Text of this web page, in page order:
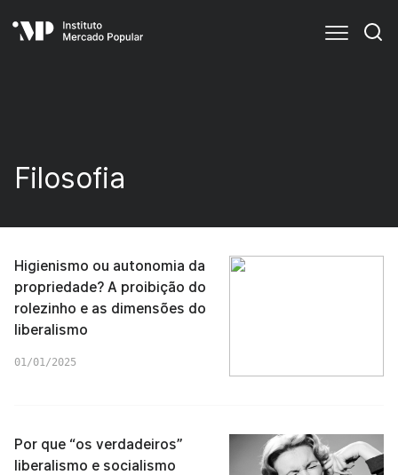
Filosofia
Higienismo ou autonomia da
propriedade? A proibição do
rolezinho e as dimensões do
liberalismo
01/01/2025
Por que “os verdadeiros”
liberalismo e socialismo